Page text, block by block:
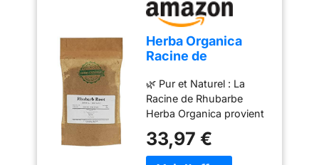
Herba Organica
Racine de
Rheum L - Rhubarb
Root Tea (100g)
🌿 Pur et Naturel : La
Racine de Rhubarbe
Herba Organica provient
rigoureusement
sélectionnées, sans
33,97 €